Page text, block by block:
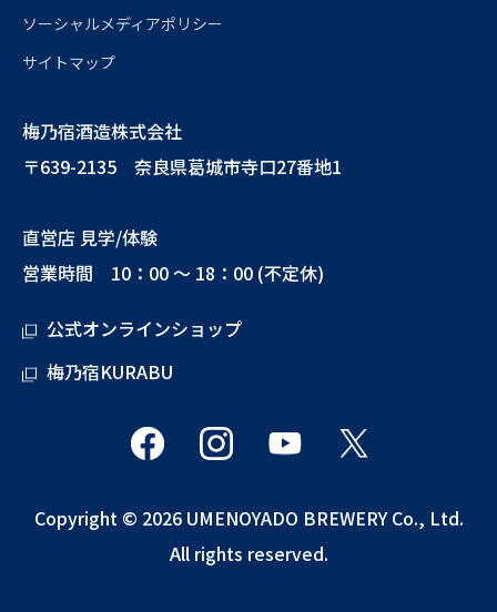
ソーシャルメディアポリシー
サイトマップ
梅乃宿酒造株式会社
〒639-2135 奈良県葛城市寺口27番地1
直営店 見学/体験
営業時間 10：00 ～ 18：00 (不定休)
公式オンラインショップ
梅乃宿KURABU
Copyright © 2026 UMENOYADO BREWERY Co., Ltd.
All rights reserved.